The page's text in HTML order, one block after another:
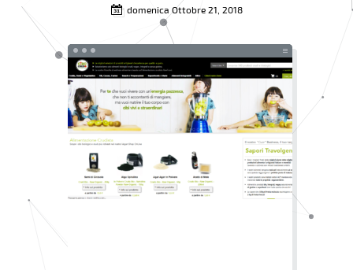
domenica Ottobre 21, 2018